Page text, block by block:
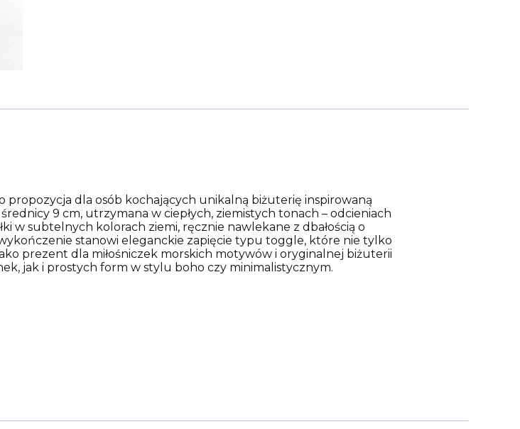
propozycja dla osób kochających unikalną biżuterię inspirowaną
9 cm, utrzymana w ciepłych, ziemistych tonach – odcieniach
w subtelnych kolorach ziemi, ręcznie nawlekane z dbałością o
stanowi eleganckie zapięcie typu toggle, które nie tylko
prezent dla miłośniczek morskich motywów i oryginalnej biżuterii
jak i prostych form w stylu boho czy minimalistycznym.